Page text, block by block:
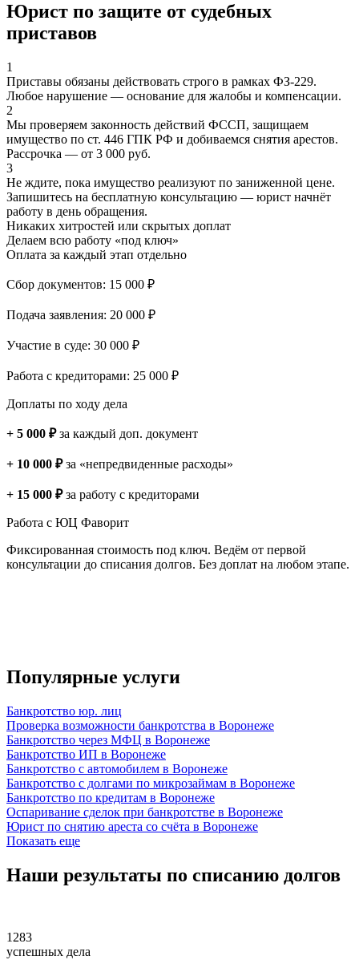
Юрист по защите от судебных
приставов
1
Приставы обязаны действовать строго в рамках ФЗ-229.
Любое нарушение — основание для жалобы и компенсации.
2
Мы проверяем законность действий ФССП, защищаем
имущество по ст. 446 ГПК РФ и добиваемся снятия арестов.
Рассрочка — от 3 000 руб.
3
Не ждите, пока имущество реализуют по заниженной цене.
Запишитесь на бесплатную консультацию — юрист начнёт
работу в день обращения.
Никаких хитростей или скрытых доплат
Делаем всю работу «под ключ»
Оплата за каждый этап отдельно
Сбор документов: 15 000 ₽
Подача заявления: 20 000 ₽
Участие в суде: 30 000 ₽
Работа с кредиторами: 25 000 ₽
Доплаты по ходу дела
+ 5 000 ₽за каждый доп. документ
+ 10 000 ₽за «непредвиденные расходы»
+ 15 000 ₽за работу с кредиторами
Работа с ЮЦ Фаворит
Фиксированная стоимость под ключ. Ведём от первой
консультации до списания долгов. Без доплат на любом этапе.
Популярные услуги
Банкротство юр. лиц
Проверка возможности банкротства в Воронеже
Банкротство через МФЦ в Воронеже
Банкротство ИП в Воронеже
Банкротство с автомобилем в Воронеже
Банкротство с долгами по микрозаймам в Воронеже
Банкротство по кредитам в Воронеже
Оспаривание сделок при банкротстве в Воронеже
Юрист по снятию ареста со счёта в Воронеже
Показать еще
Наши результаты по списанию долгов
1283
успешных дела